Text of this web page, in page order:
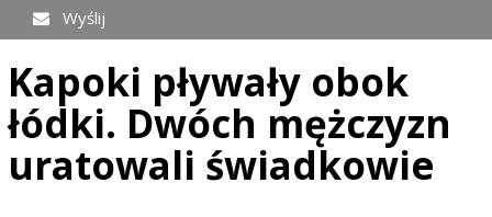
Wyślij
Kapoki pływały obok
łódki. Dwóch mężczyzn
uratowali świadkowie